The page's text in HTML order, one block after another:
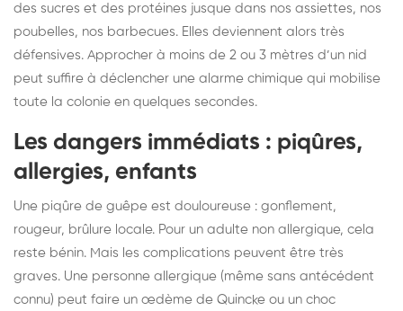
des sucres et des protéines jusque dans nos assiettes, nos
poubelles, nos barbecues. Elles deviennent alors très
défensives. Approcher à moins de 2 ou 3 mètres d’un nid
peut suffire à déclencher une alarme chimique qui mobilise
toute la colonie en quelques secondes.
Les dangers immédiats : piqûres,
allergies, enfants
Une piqûre de guêpe est douloureuse : gonflement,
rougeur, brûlure locale. Pour un adulte non allergique, cela
reste bénin. Mais les complications peuvent être très
graves. Une personne allergique (même sans antécédent
connu) peut faire un œdème de Quincke ou un choc